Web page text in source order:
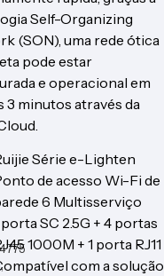
,
Self-Organizing
(SON), uma rede ótica
pode estar
e operacional em
3 minutos através da
Série e-Lighten
de acesso Wi-Fi de
6 Multisserviço
porta SC 2.5G + 4 portas
1000M + 1 porta RJ11
com a solução